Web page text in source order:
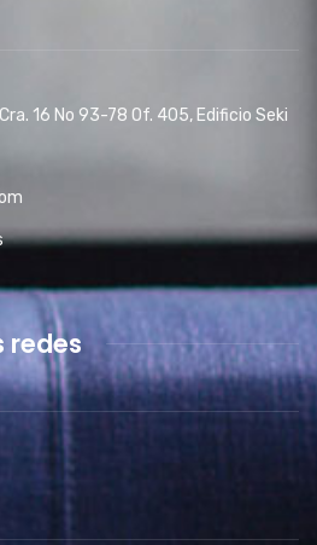
16 No 93-78 Of. 405, Edificio Seki
redes